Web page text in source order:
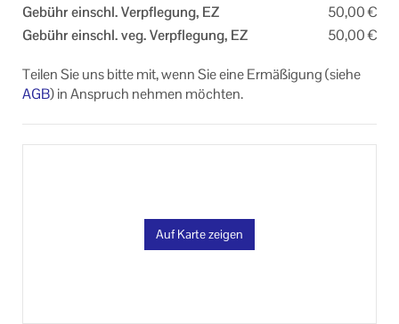
Gebühr einschl. Verpflegung, EZ
50,00 €
Gebühr einschl. veg. Verpflegung, EZ
50,00 €
Teilen Sie uns bitte mit, wenn Sie eine Ermäßigung (siehe
AGB) in Anspruch nehmen möchten.
Auf Karte zeigen